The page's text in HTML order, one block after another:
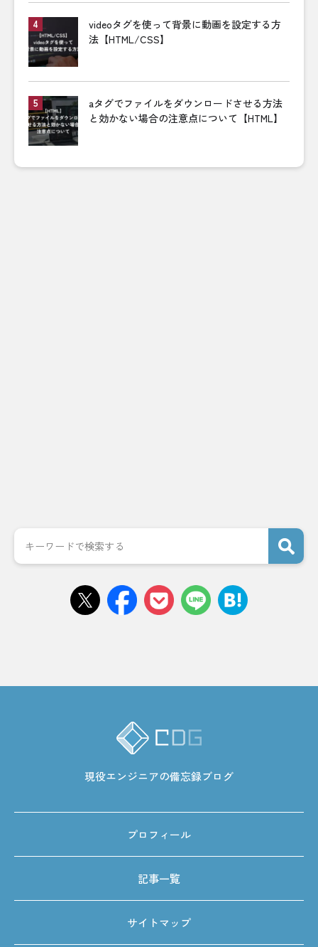
videoタグを使って背景に動画を設定する方
法【HTML/CSS】
aタグでファイルをダウンロードさせる方法
と効かない場合の注意点について【HTML】
現役エンジニアの備忘録ブログ
プロフィール
記事一覧
サイトマップ